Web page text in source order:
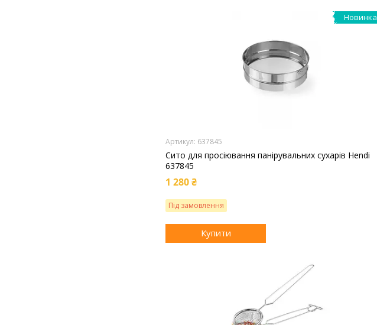
Новинка
637845
Сито для просіювання панірувальних сухарів Hendi
637845
1 280 ₴
Під замовлення
Купити